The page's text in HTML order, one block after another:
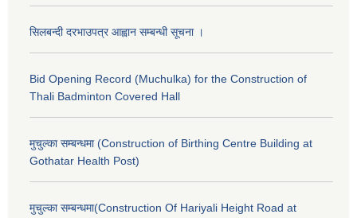
सिलबन्दी दरभाउपत्र आह्वान सम्बन्धी सूचना ।
Bid Opening Record (Muchulka) for the Construction of
Thali Badminton Covered Hall
मुचुल्का सम्बन्धमा (Construction of Birthing Centre Building at
Gothatar Health Post)
मुचुल्का सम्बन्धमा(Construction Of Hariyali Height Road at